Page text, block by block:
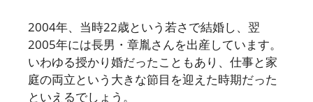
2004年、当時22歳という若さで結婚し、翌
2005年には長男・章胤さんを出産しています。
いわゆる授かり婚だったこともあり、仕事と家
庭の両立という大きな節目を迎えた時期だった
といえるでしょう。